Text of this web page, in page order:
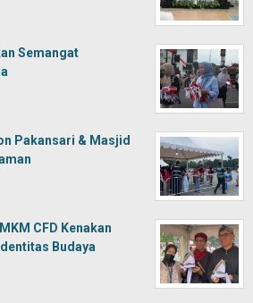
Semangat
Pakansari & Masjid
CFD Kenakan
Budaya